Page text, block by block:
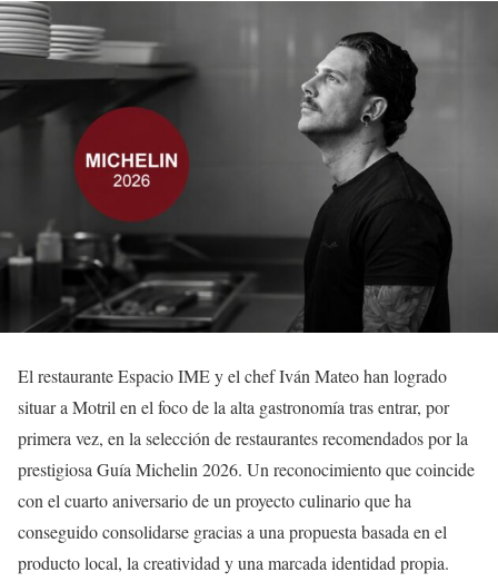
El restaurante Espacio IME y el chef Iván Mateo han logrado
situar a Motril en el foco de la alta gastronomía tras entrar, por
primera vez, en la selección de restaurantes recomendados por la
prestigiosa Guía Michelin 2026. Un reconocimiento que coincide
con el cuarto aniversario de un proyecto culinario que ha
conseguido consolidarse gracias a una propuesta basada en el
producto local, la creatividad y una marcada identidad propia.